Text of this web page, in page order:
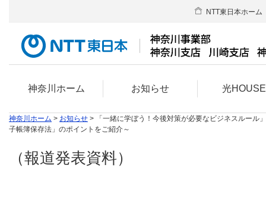
神奈川ホーム お知らせ 光HOUSE
NTT東日本ホーム
神奈川ホーム > お知らせ > 「一緒に学ぼう！今後対策が必要なビジネスルール
子帳簿保存法」のポイントをご紹介～
（報道発表資料）